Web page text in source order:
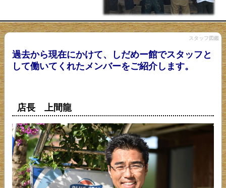
スタッフ図鑑
過去から現在にかけて、しだめー館でスタッフと
して働いてくれたメンバーをご紹介します。
店長 上間龍